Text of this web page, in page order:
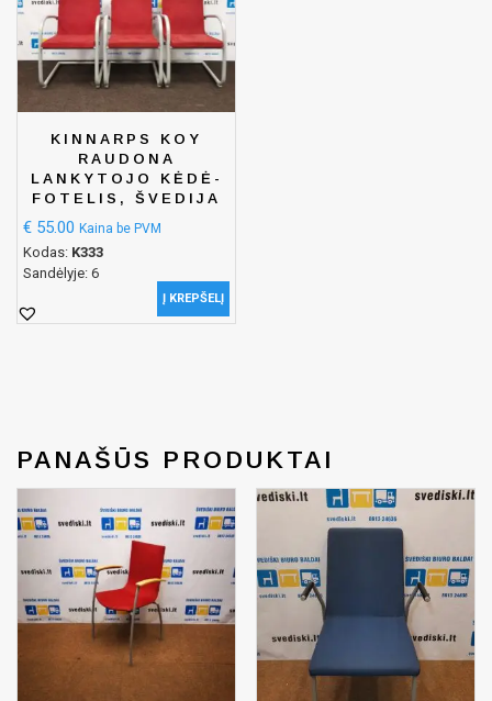
KINNARPS KOY
RAUDONA
LANKYTOJO KĖDĖ-
FOTELIS, ŠVEDIJA
€ 55.00 Kaina be PVM
Kodas: K333
Sandėlyje: 6
Į KREPŠELĮ
PANAŠŪS PRODUKTAI